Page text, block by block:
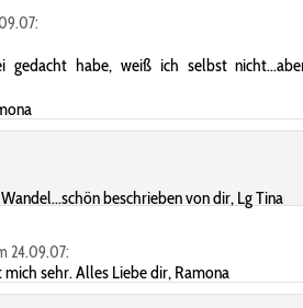
gedacht habe, weiß ich selbst
beschrieben von dir, Lg Tina
24.09.07:
sehr. Alles Liebe dir, Ramona